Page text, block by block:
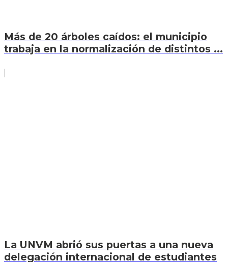
Más de 20 árboles caídos: el municipio
trabaja en la normalización de distintos ...
La UNVM abrió sus puertas a una nueva
delegación internacional de estudiantes